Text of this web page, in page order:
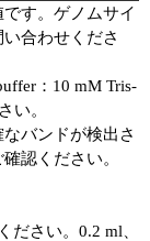
す。ゲノムサイ
合わせくださ
：10 mM Tris-
い。
バンドが検出さ
認ください。
ださい。0.2 ml、